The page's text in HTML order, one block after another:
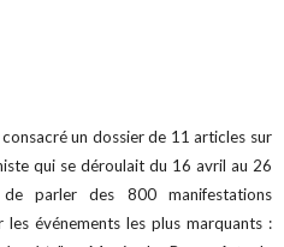
un dossier de 11 articles sur
qui se déroulait du 16 avril au 26
parler des 800 manifestations
événements les plus marquants :